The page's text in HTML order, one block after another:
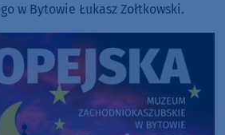
w Bytowie Łukasz Zołtkowski.